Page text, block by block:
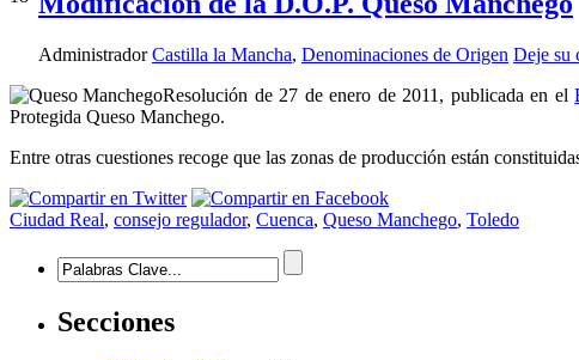
Administrador Castilla la Mancha, Denominaciones de Origen Deje su
Resolución de 27 de enero de 2011, publicada en el
Protegida Queso Manchego.
Entre otras cuestiones recoge que las zonas de producción están
Ciudad Real, consejo regulador, Cuenca, Queso Manchego, Toledo
Secciones